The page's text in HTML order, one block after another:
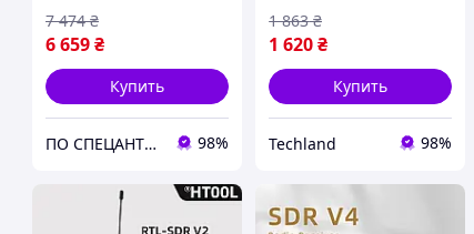
6 659₴
7 474 ₴
Купить
ПО СПЕЦАНТЕНИ Зв'язок без перешкод! 98%
1 620₴
1 863 ₴
Купить
Techland 98%